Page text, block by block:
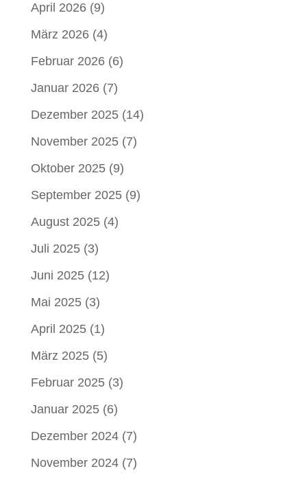
April 2026(9)
März 2026(4)
Februar 2026(6)
Januar 2026(7)
Dezember 2025(14)
November 2025(7)
Oktober 2025(9)
September 2025(9)
August 2025(4)
Juli 2025(3)
Juni 2025(12)
Mai 2025(3)
April 2025(1)
März 2025(5)
Februar 2025(3)
Januar 2025(6)
Dezember 2024(7)
November 2024(7)